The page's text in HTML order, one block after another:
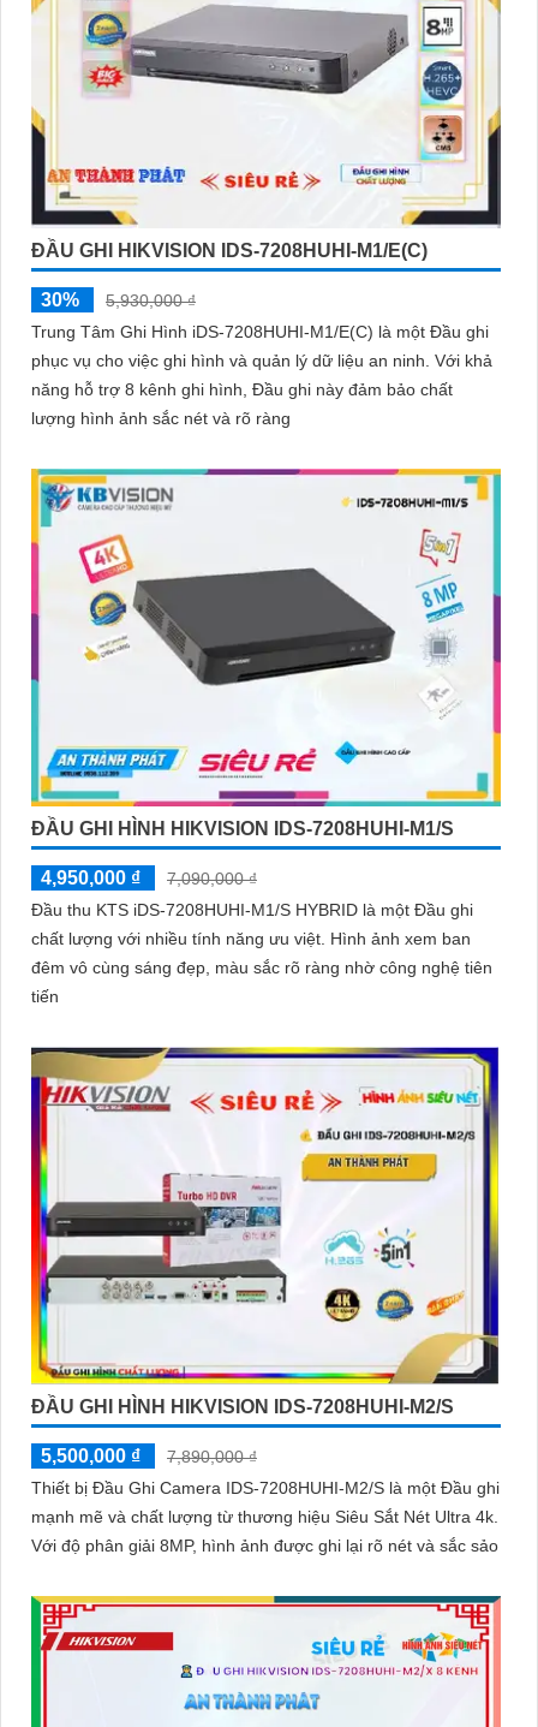
ĐẦU GHI HIKVISION IDS-7208HUHI-M1/E(C)
30%
5,930,000 ₫
Trung Tâm Ghi Hình iDS-7208HUHI-M1/E(C) là một Đầu ghi
phục vụ cho việc ghi hình và quản lý dữ liệu an ninh. Với khả
năng hỗ trợ 8 kênh ghi hình, Đầu ghi này đảm bảo chất
lượng hình ảnh sắc nét và rõ ràng
ĐẦU GHI HÌNH HIKVISION IDS-7208HUHI-M1/S
4,950,000 ₫
7,090,000 ₫
Đầu thu KTS iDS-7208HUHI-M1/S HYBRID là một Đầu ghi
chất lượng với nhiều tính năng ưu việt. Hình ảnh xem ban
đêm vô cùng sáng đẹp, màu sắc rõ ràng nhờ công nghệ tiên
tiến
ĐẦU GHI HÌNH HIKVISION IDS-7208HUHI-M2/S
5,500,000 ₫
7,890,000 ₫
Thiết bị Đầu Ghi Camera IDS-7208HUHI-M2/S là một Đầu ghi
mạnh mẽ và chất lượng từ thương hiệu Siêu Sắt Nét Ultra 4k.
Với độ phân giải 8MP, hình ảnh được ghi lại rõ nét và sắc sảo